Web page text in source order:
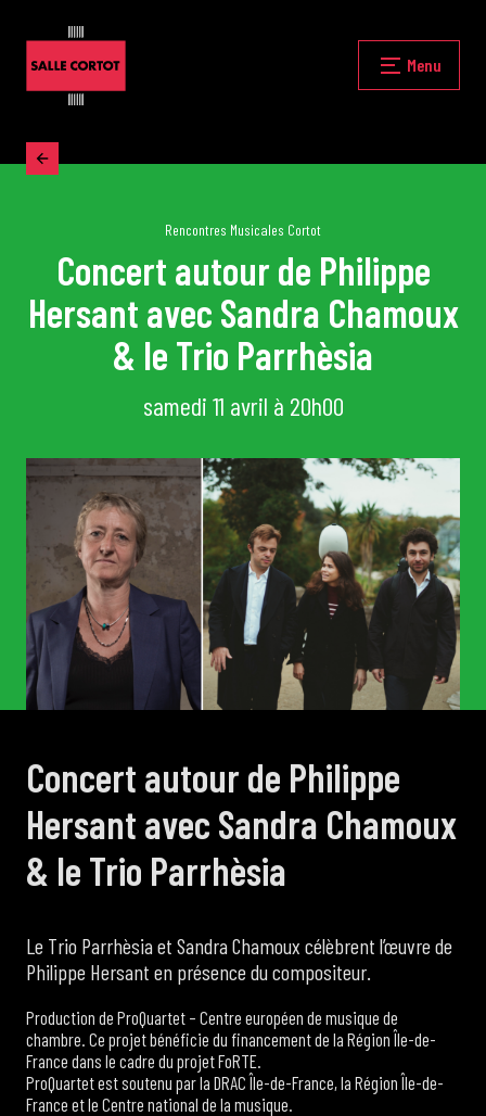
Fermer
Accueil
La programmation
Les grands concerts
Les Masterclasses
Les Rencontres Musicales
de Cortot
Concerts de midi et demi
Scolaires / Pass Culture
La salle
L’événementiel
Les contacts
Menu
Rencontres Musicales Cortot
Concert autour de Philippe
Hersant avec Sandra Chamoux
& le Trio Parrhèsia
samedi 11 avril à 20h00
Concert autour de Philippe
Hersant avec Sandra Chamoux
& le Trio Parrhèsia
Le Trio Parrhèsia et Sandra Chamoux célèbrent l’œuvre de
Philippe Hersant en présence du compositeur.
Production de ProQuartet – Centre européen de musique de
chambre. Ce projet bénéficie du financement de la Région Île-de-
France dans le cadre du projet FoRTE.
ProQuartet est soutenu par la DRAC Île-de-France, la Région Île-de-
France et le Centre national de la musique.